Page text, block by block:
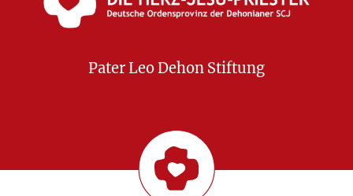
Pater Leo Dehon Stiftung